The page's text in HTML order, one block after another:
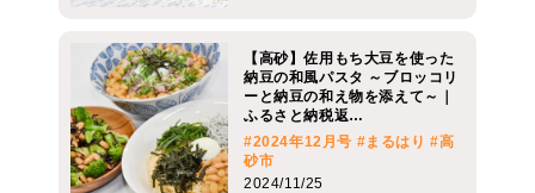
【高砂】佐用もち大豆を使った
納豆の和風パスタ ～ブロッコリ
ーと納豆の和え物を添えて～｜
ふるさと納税返…
#2024年12月号 #まるはり #高
砂市
2024/11/25